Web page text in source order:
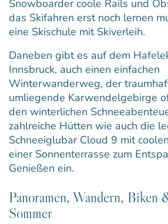
Snowboarder coole Rails und
das Skifahren erst noch lernen
eine Skischule mit Skiverleih.
Daneben gibt es auf dem
Innsbruck, auch einen einfachen
Winterwanderweg, der
umliegende Karwendelgebirge
den winterlichen
zahlreiche Hütten wie auch die
Schneeiglubar Cloud 9 mit
einer Sonnenterrasse zum
Genießen ein.
Panoramen, Wandern, Biken
Sommer